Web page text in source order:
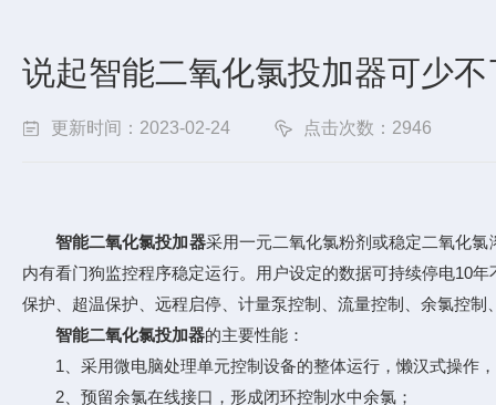
说起智能二氧化氯投加器可少
更新时间：2023-02-24 点击次数：2946
智能二氧化氯投加器采用一元二氧化氯粉剂或稳定二氧化
内有看门狗监控程序稳定运行。用户设定的数据可持续停电10
保护、超温保护、远程启停、计量泵控制、流量控制、余氯控制
智能二氧化氯投加器的主要性能：
1、采用微电脑处理单元控制设备的整体运行，懒汉式操作
2、预留余氯在线接口，形成闭环控制水中余氯；